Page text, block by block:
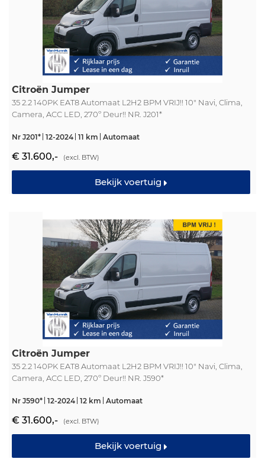
Citroën Jumper
35 2.2 140PK EAT8 Automaat L2H2 BPM VRIJ!! 10" Navi, Clima,
Camera, ACC LED, 270º Deur!! NR. J201*
Nr J201* 12-2024 11 km Automaat
€ 31.600,- (excl. BTW)
Bekijk voertuig
Citroën Jumper
35 2.2 140PK EAT8 Automaat L2H2 BPM VRIJ!! 10" Navi, Clima,
Camera, ACC LED, 270º Deur!! NR. J590*
Nr J590* 12-2024 12 km Automaat
€ 31.600,- (excl. BTW)
Bekijk voertuig